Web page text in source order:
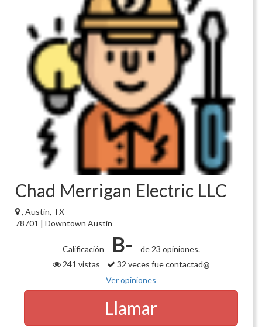
Chad Merrigan Electric LLC
, Austin, TX
78701 | Downtown Austin
Calificación B-
de 23 opiniones.
241 vistas
32 veces fue contactad@
Ver opiniones
Llamar